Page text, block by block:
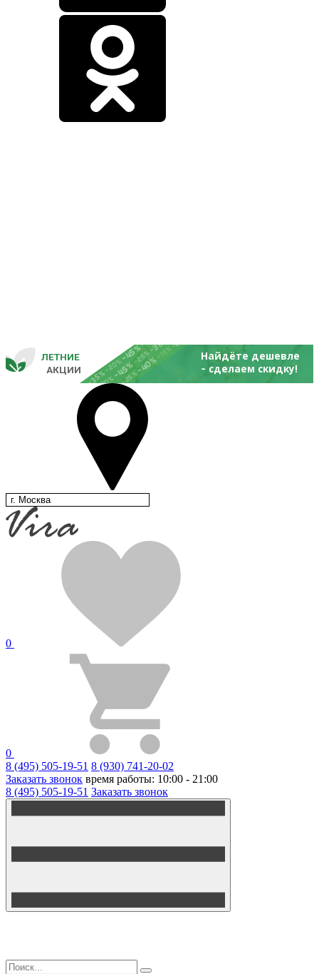
-20%
-25%
-45%
-35%-20%
-25%
-45%
-30%
-15%
-20%
-25%
-40%
АКЦИИ
ЛЕТНИЕ Найдёте дешевле
- сделаем
г. Москва
0
0
8 (495) 505-19-51 8 (930) 741-20-02
Заказать звонок время работы: 10:00 - 21:00
8 (495) 505-19-51 Заказать звонок